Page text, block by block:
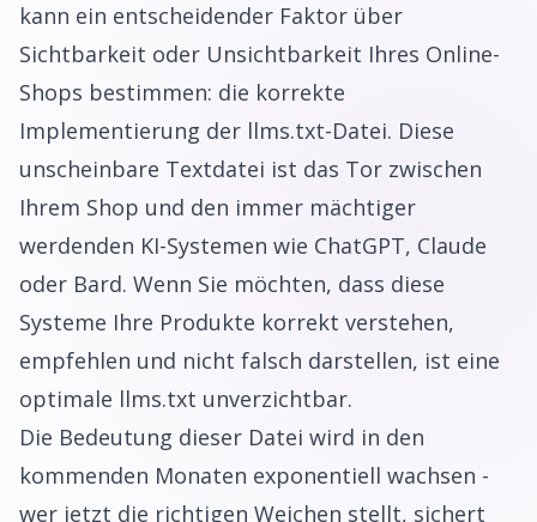
kann ein entscheidender Faktor über
Sichtbarkeit oder Unsichtbarkeit Ihres Online-
Shops bestimmen: die korrekte
Implementierung der llms.txt-Datei. Diese
unscheinbare Textdatei ist das Tor zwischen
Ihrem Shop und den immer mächtiger
werdenden KI-Systemen wie ChatGPT, Claude
oder Bard. Wenn Sie möchten, dass diese
Systeme Ihre Produkte korrekt verstehen,
empfehlen und nicht falsch darstellen, ist eine
optimale llms.txt unverzichtbar.
Die Bedeutung dieser Datei wird in den
kommenden Monaten exponentiell wachsen -
wer jetzt die richtigen Weichen stellt, sichert